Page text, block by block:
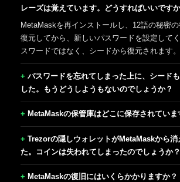
レーズは覚えています。どうすればいいです
MetaMaskを再インストールし、12語の秘密
復元してから、新しいパスワードを設定して
スワードではなく、シードから復元されます。
パスワードを忘れてしまった上に、シード
した。もうどうしようもないのでしょうか？
MetaMaskの保管庫はどこに保存されていま
Trezorの隠しウォレットがMetaMaskから消
た。コインは失われてしまったのでしょうか？
MetaMaskの復旧にはいくらかかりますか？